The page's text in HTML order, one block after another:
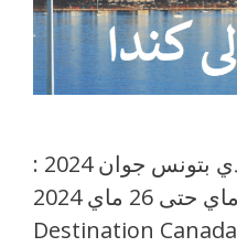
مؤتمر التوظيف الكندي بتونس جوان 2024 :
التسجيل من 13 ماي حتى 26 ماي 2024
Destination Canada كندا: منتدى التنقل